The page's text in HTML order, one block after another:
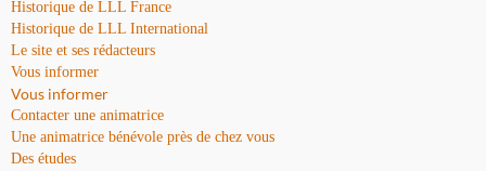
Historique de LLL France
Historique de LLL International
Le site et ses rédacteurs
Vous informer
Vous informer
Contacter une animatrice
Une animatrice bénévole près de chez vous
Des études